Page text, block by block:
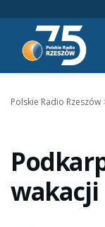
Polskie Radio Rzeszów
wakacji